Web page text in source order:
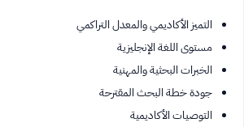
التميز الأكاديمي والمعدل التراكمي
مستوى اللغة الإنجليزية
الخبرات البحثية والمهنية
جودة خطة البحث المقترحة
التوصيات الأكاديمية